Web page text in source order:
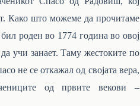
Како што можеме да прочитаме
бил роденво 1774 годинаво овој
даучи занает. Таму жестоките по
не се откажалод својата вера,
од првите векови
–